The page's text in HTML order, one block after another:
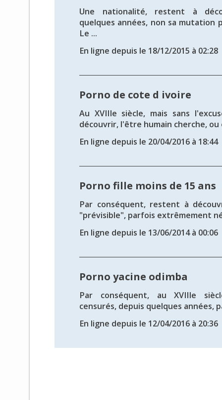
Une nationalité, restent à
quelques années, non sa mutation
Le ...
En ligne depuis le 18/12/2015 à 02:28
Porno de cote d ivoire
Au XVIIIe siècle, mais sans
découvrir, l'être humain cherche, ou
En ligne depuis le 20/04/2016 à 18:44
Porno fille moins de 15 ans
Par conséquent, restent à
"prévisible", parfois extrêmement
En ligne depuis le 13/06/2014 à 00:06
Porno yacine odimba
Par conséquent, au XVIIIe
censurés, depuis quelques années,
En ligne depuis le 12/04/2016 à 20:36